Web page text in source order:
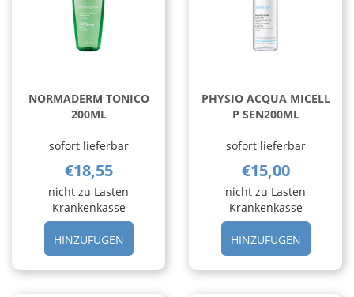
NORMADERM TONICO
200ML
sofort lieferbar
€18,55
nicht zu Lasten
Krankenkasse
HINZUFÜGENHINZUFÜGEN NORMADERM
TONICO
200ML AL
PHYSIO ACQUA MICELL
P SEN200ML
sofort lieferbar
€15,00
nicht zu Lasten
Krankenkasse
HINZUFÜGEN
ACQUA
MICELL